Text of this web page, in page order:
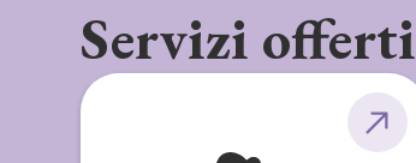
Servizi offerti